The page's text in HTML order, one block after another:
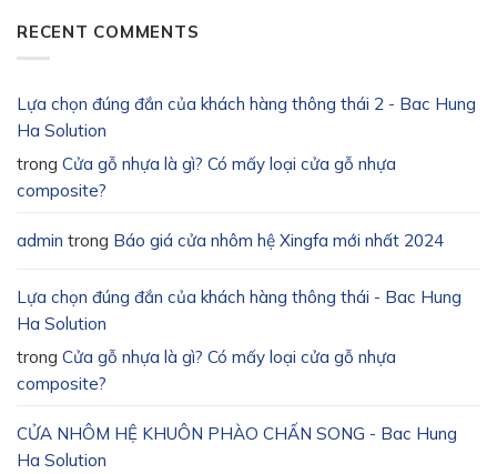
RECENT COMMENTS
Lựa chọn đúng đắn của khách hàng thông thái 2 - Bac Hung
Ha Solution
trong Cửa gỗ nhựa là gì? Có mấy loại cửa gỗ nhựa
composite?
admin trong Báo giá cửa nhôm hệ Xingfa mới nhất 2024
Lựa chọn đúng đắn của khách hàng thông thái - Bac Hung
Ha Solution
trong Cửa gỗ nhựa là gì? Có mấy loại cửa gỗ nhựa
composite?
CỬA NHÔM HỆ KHUÔN PHÀO CHẤN SONG - Bac Hung
Ha Solution